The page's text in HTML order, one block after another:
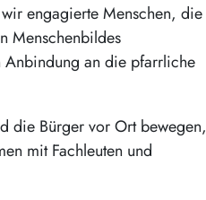
engagierte Menschen, die
Menschenbildes
an die pfarrliche
die Bürger vor Ort bewegen,
mit Fachleuten und